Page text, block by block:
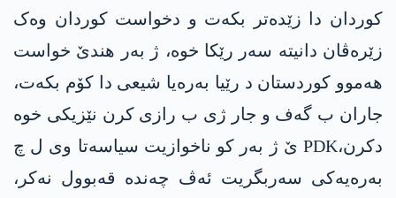
کوردان دا زێدەتر بکەت و دخواست کوردان وەک
زێرەڤان دانیتە سەر رێکا خوه‌، ژ بەر ھندێ خواست
ھەموو کوردستان د رێیا به‌ره‌یا شیعی دا کۆم بکەت،
جاران ب گەف و جار ژی ب رازی کرن نێزیکی خوه‌
دکرن،PDK ێ ژ بەر کو ناخوازیت سیاسه‌تا وی ل چ
به‌ره‌یه‌كی سه‌ربگریت ئەڤ چەندە قەبوول نەکر،